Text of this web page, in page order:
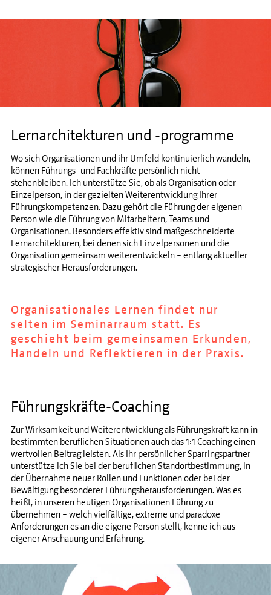
Lernarchitekturen und -programme
Wo sich Organisationen und ihr Umfeld kontinuierlich wandeln,
können Führungs- und Fachkräfte persönlich nicht
stehenbleiben. Ich unterstütze Sie, ob als Organisation oder
Einzelperson, in der gezielten Weiterentwicklung Ihrer
Führungskompetenzen. Dazu gehört die Führung der eigenen
Person wie die Führung von Mitarbeitern, Teams und
Organisationen. Besonders effektiv sind maßgeschneiderte
Lernarchitekturen, bei denen sich Einzelpersonen und die
Organisation gemeinsam weiterentwickeln – entlang aktueller
strategischer Herausforderungen.
Organisationales Lernen findet nur
selten im Seminarraum statt. Es
geschieht beim gemeinsamen Erkunden,
Handeln und Reflektieren in der Praxis.
Führungskräfte-Coaching
Zur Wirksamkeit und Weiterentwicklung als Führungskraft kann in
bestimmten beruflichen Situationen auch das 1:1 Coaching einen
wertvollen Beitrag leisten. Als Ihr persönlicher Sparringspartner
unterstütze ich Sie bei der beruflichen Standortbestimmung, in
der Übernahme neuer Rollen und Funktionen oder bei der
Bewältigung besonderer Führungsherausforderungen. Was es
heißt, in unseren heutigen Organisationen Führung zu
übernehmen – welch vielfältige, extreme und paradoxe
Anforderungen es an die eigene Person stellt, kenne ich aus
eigener Anschauung und Erfahrung.